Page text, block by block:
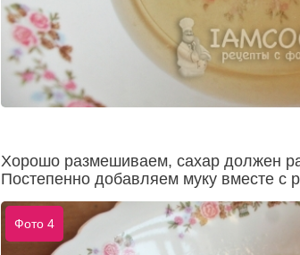
Хорошо размешиваем, сахар должен
Постепенно добавляем муку вместе с
Фото 4